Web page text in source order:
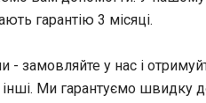
гарантію 3 місяці.
- замовляйте у нас і
Ми гарантуємо швидку